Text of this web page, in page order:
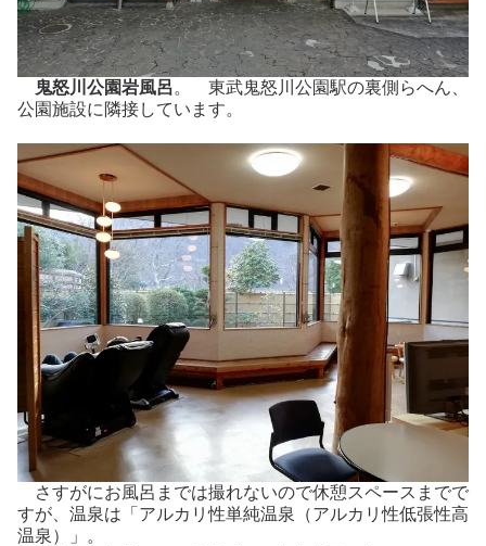
鬼怒川公園岩風呂。 東武鬼怒川公園駅の裏側らへん、
公園施設に隣接しています。
さすがにお風呂までは撮れないので休憩スペースまでで
すが、温泉は「アルカリ性単純温泉（アルカリ性低張性高
温泉）」。